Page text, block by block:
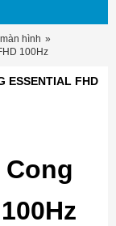
hình
100Hz
ESSENTIAL FHD